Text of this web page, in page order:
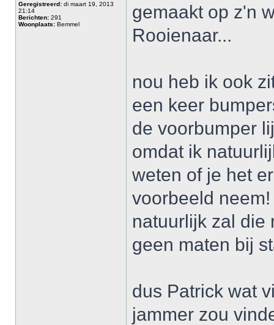
Geregistreerd: di maart 19, 2013
21:14
Berichten: 291
Woonplaats: Bemmel
gemaakt op z'n
Rooienaar...
nou heb ik ook
een keer
de voorbumper
omdat ik
weten of je het
voorbeeld neem!
natuurlijk zal die
geen maten bij
dus Patrick wat
jammer zou